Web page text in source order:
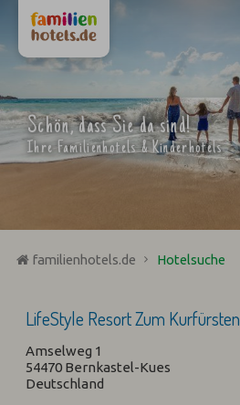
Schön, dass Sie da sind!
Ihre Familienhotels & Kinderhotels
familienhotels.de Hotelsuche
LifeStyle Resort Zum Kurfürsten
Amselweg 1
54470 Bernkastel-Kues
Deutschland